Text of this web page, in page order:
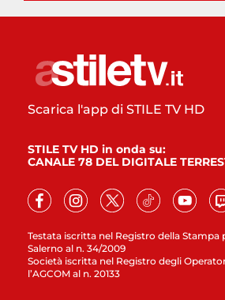
Testata iscritta nel Registro della Stampa
Salerno al n. 34/2009
Società iscritta nel Registro degli
l’AGCOM al n. 20133
Scarica l'app di STILE TV HD
STILE TV HD in onda su:
CANALE 78 DEL DIGITALE